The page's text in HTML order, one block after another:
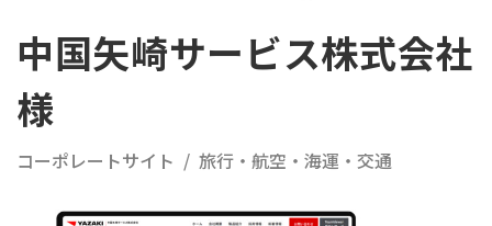
中国矢崎サービス株式会社
様
コーポレートサイト 旅行・航空・海運・交通